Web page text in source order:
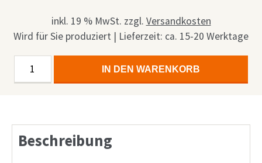
Nederlands
inkl. 19 % MwSt. zzgl. Versandkosten
Wird für Sie produziert | Lieferzeit: ca. 15-20 Werktage
Truhenflightcase
abnehmbar
Menge
IN DEN WARENKORB
Alternative:
Beschreibung